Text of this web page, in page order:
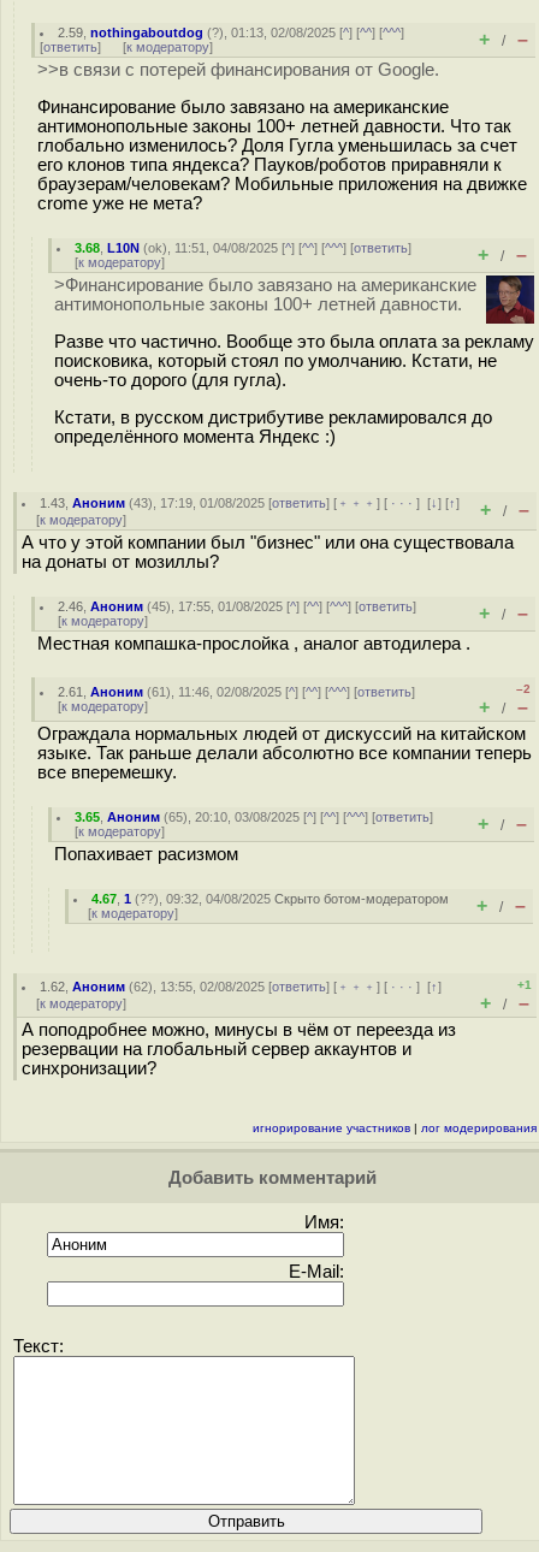
2.59 ,nothingaboutdog (?), 01:13, 02/08/2025 [^] [^^] [^^^]
[ответить] [к модератору] + / –
>>в связи с потерей финансирования от Google.
Финансирование было завязано на американские
антимонопольные законы 100+ летней давности. Что так
глобально изменилось? Доля Гугла уменьшилась за счет
его клонов типа яндекса? Пауков/роботов приравняли к
браузерам/человекам? Мобильные приложения на движке
crome уже не мета?
3.68 ,L10N (ok), 11:51, 04/08/2025 [^] [^^] [^^^] [ответить]
[к модератору] + / –
>Финансирование было завязано на американские
антимонопольные законы 100+ летней давности.
Разве что частично. Вообще это была оплата за рекламу
поисковика, который стоял по умолчанию. Кстати, не
очень-то дорого (для гугла).
Кстати, в русском дистрибутиве рекламировался до
определённого момента Яндекс :)
1.43 ,Аноним (43), 17:19, 01/08/2025 [ответить] [ ﹢﹢﹢] [ · · ·][↓] [↑]
[к модератору] + / –
А что у этой компании был "бизнес" или она существовала
на донаты от мозиллы?
2.46 ,Аноним (45), 17:55, 01/08/2025 [^] [^^] [^^^] [ответить]
[к модератору] + / –
Местная компашка-прослойка , аналог автодилера .
2.61 ,Аноним (61), 11:46, 02/08/2025 [^] [^^] [^^^] [ответить]
[к модератору]
–2
+ / –
Ограждала нормальных людей от дискуссий на китайском
языке. Так раньше делали абсолютно все компании теперь
все вперемешку.
3.65 ,Аноним (65), 20:10, 03/08/2025 [^] [^^] [^^^] [ответить]
[к модератору] + / –
Попахивает расизмом
4.67 ,1 (??), 09:32, 04/08/2025Скрыто ботом-модератором
[к модератору] + / –
1.62 ,Аноним (62), 13:55, 02/08/2025 [ответить] [ ﹢﹢﹢] [ · · ·][↑]
[к модератору]
+1
+ / –
А поподробнее можно, минусы в чём от переезда из
резервации на глобальный сервер аккаунтов и
синхронизации?
игнорирование участников | лог модерирования
Добавить комментарий
Имя:
E-Mail:
Текст: